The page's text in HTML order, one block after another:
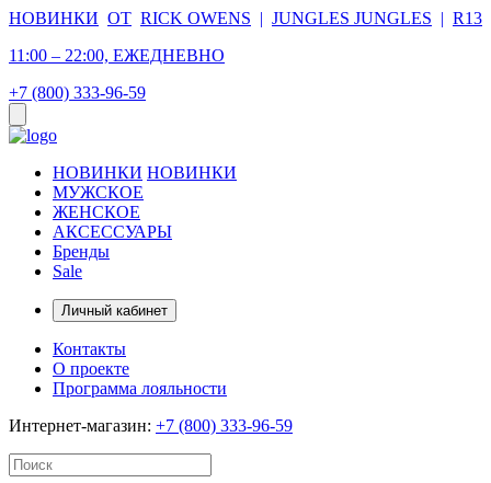
НОВИНКИ ОТ RICK OWENS | JUNGLES JUNGLES | R13
11:00 – 22:00, ЕЖЕДНЕВНО
+7 (800) 333-96-59
НОВИНКИ НОВИНКИ
МУЖСКОЕ
ЖЕНСКОЕ
АКСЕССУАРЫ
Бренды
Sale
Личный кабинет
Контакты
О проекте
Программа лояльности
Интернет-магазин: +7 (800) 333-96-59